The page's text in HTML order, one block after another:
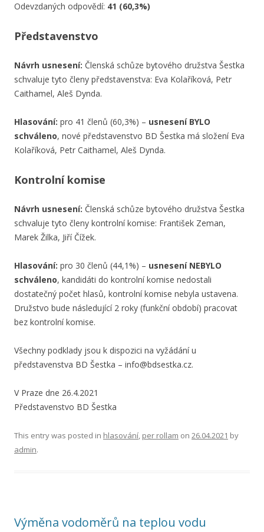
Odevzdaných odpovědí: 41 (60,3%)
Představenstvo
Návrh usnesení: Členská schůze bytového družstva Šestka
schvaluje tyto členy představenstva: Eva Kolaříková, Petr
Caithamel, Aleš Dynda.
Hlasování: pro 41 členů (60,3%) – usnesení BYLO
schváleno, nové představenstvo BD Šestka má složení Eva
Kolaříková, Petr Caithamel, Aleš Dynda.
Kontrolní komise
Návrh usnesení: Členská schůze bytového družstva Šestka
schvaluje tyto členy kontrolní komise: František Zeman,
Marek Žilka, Jiří Čížek.
Hlasování: pro 30 členů (44,1%) – usnesení NEBYLO
schváleno, kandidáti do kontrolní komise nedostali
dostatečný počet hlasů, kontrolní komise nebyla ustavena.
Družstvo bude následující 2 roky (funkční období) pracovat
bez kontrolní komise.
Všechny podklady jsou k dispozici na vyžádání u
představenstva BD Šestka – info@bdsestka.cz.
V Praze dne 26.4.2021
Představenstvo BD Šestka
This entry was posted in hlasování, per rollam on 26.04.2021 by
admin.
Výměna vodoměrů na teplou vodu